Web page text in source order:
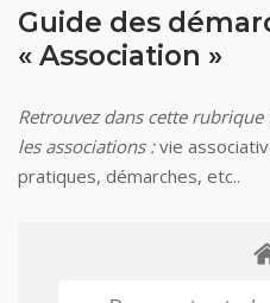
Guide des
« Association »
Retrouvez dans cette
les associations :vie
pratiques, démarches, etc..